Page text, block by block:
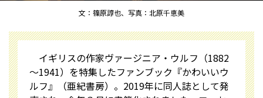
文：篠原諄也、写真：北原千恵美
イギリスの作家ヴァージニア・ウルフ（1882
～1941）を特集したファンブック『かわいいウ
ルフ』（亜紀書房）。2019年に同人誌として発